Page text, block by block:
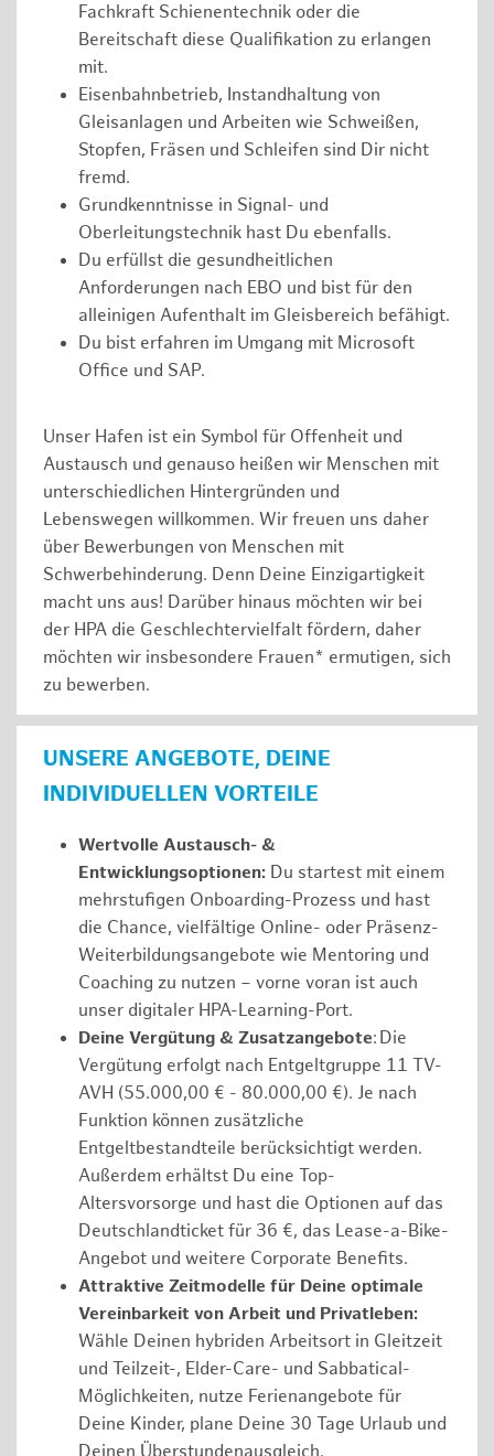
Fachkraft Schienentechnik oder die
Bereitschaft diese Qualifikation zu erlangen
mit.
Eisenbahnbetrieb, Instandhaltung von
Gleisanlagen und Arbeiten wie Schweißen,
Stopfen, Fräsen und Schleifen sind Dir nicht
fremd.
Grundkenntnisse in Signal- und
Oberleitungstechnik hast Du ebenfalls.
Du erfüllst die gesundheitlichen
Anforderungen nach EBO und bist für den
alleinigen Aufenthalt im Gleisbereich befähigt.
Du bist erfahren im Umgang mit Microsoft
Office und SAP.
Unser Hafen ist ein Symbol für Offenheit und
Austausch und genauso heißen wir Menschen mit
unterschiedlichen Hintergründen und
Lebenswegen willkommen. Wir freuen uns daher
über Bewerbungen von Menschen mit
Schwerbehinderung. Denn Deine Einzigartigkeit
macht uns aus! Darüber hinaus möchten wir bei
der HPA die Geschlechtervielfalt fördern, daher
möchten wir insbesondere Frauen* ermutigen, sich
zu bewerben.
UNSERE ANGEBOTE, DEINE
INDIVIDUELLEN VORTEILE
Wertvolle Austausch- &
Entwicklungsoptionen: Du startest mit einem
mehrstufigen Onboarding-Prozess und hast
die Chance, vielfältige Online- oder Präsenz-
Weiterbildungsangebote wie Mentoring und
Coaching zu nutzen – vorne voran ist auch
unser digitaler HPA-Learning-Port.
Deine Vergütung & Zusatzangebote: Die
Vergütung erfolgt nach Entgeltgruppe 11 TV-
AVH (55.000,00 € - 80.000,00 €). Je nach
Funktion können zusätzliche
Entgeltbestandteile berücksichtigt werden.
Außerdem erhältst Du eine Top-
Altersvorsorge und hast die Optionen auf das
Deutschlandticket für 36 €, das Lease-a-Bike-
Angebot und weitere Corporate Benefits.
Attraktive Zeitmodelle für Deine optimale
Vereinbarkeit von Arbeit und Privatleben:
Wähle Deinen hybriden Arbeitsort in Gleitzeit
und Teilzeit-, Elder-Care- und Sabbatical-
Möglichkeiten, nutze Ferienangebote für
Deine Kinder, plane Deine 30 Tage Urlaub und
Deinen Überstundenausgleich.